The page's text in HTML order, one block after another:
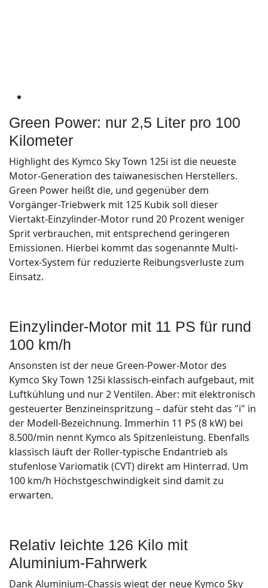
Green Power: nur 2,5 Liter pro 100
Kilometer
Highlight des Kymco Sky Town 125i ist die neueste
Motor-Generation des taiwanesischen Herstellers.
Green Power heißt die, und gegenüber dem
Vorgänger-Triebwerk mit 125 Kubik soll dieser
Viertakt-Einzylinder-Motor rund 20 Prozent weniger
Sprit verbrauchen, mit entsprechend geringeren
Emissionen. Hierbei kommt das sogenannte Multi-
Vortex-System für reduzierte Reibungsverluste zum
Einsatz.
Einzylinder-Motor mit 11 PS für rund
100 km/h
Ansonsten ist der neue Green-Power-Motor des
Kymco Sky Town 125i klassisch-einfach aufgebaut, mit
Luftkühlung und nur 2 Ventilen. Aber: mit elektronisch
gesteuerter Benzineinspritzung – dafür steht das "i" in
der Modell-Bezeichnung. Immerhin 11 PS (8 kW) bei
8.500/min nennt Kymco als Spitzenleistung. Ebenfalls
klassisch läuft der Roller-typische Endantrieb als
stufenlose Variomatik (CVT) direkt am Hinterrad. Um
100 km/h Höchstgeschwindigkeit sind damit zu
erwarten.
Relativ leichte 126 Kilo mit
Aluminium-Fahrwerk
Dank Aluminium-Chassis wiegt der neue Kymco Sky